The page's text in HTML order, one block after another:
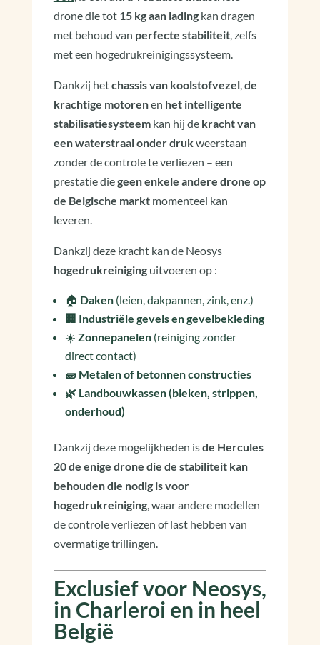
drone die tot 15 kg aan ladingkan dragen
met behoud van perfecte stabiliteit, zelfs
met een hogedrukreinigingssysteem.
Dankzij hetchassis van koolstofvezel,de
krachtige motorenen het intelligente
stabilisatiesysteemkan hij de kracht van
een waterstraal onder drukweerstaan
zonder de controle te verliezen – een
prestatie diegeen enkele andere drone op
de Belgische marktmomenteel kan
leveren.
Dankzij deze kracht kan de Neosys
hogedrukreiniginguitvoeren op :
🏠 Daken(leien, dakpannen, zink, enz.)
🏢 Industriële gevels en gevelbekleding
☀️ Zonnepanelen(reiniging zonder
direct contact)
🧱 Metalen of betonnen constructies
🌿 Landbouwkassen (bleken, strippen,
onderhoud)
Dankzij deze mogelijkheden isde Hercules
20 de enige drone die de stabiliteit kan
behouden die nodig is voor
hogedrukreiniging, waar andere modellen
de controle verliezen of last hebben van
overmatige trillingen.
Exclusief voor Neosys,
in Charleroi en in heel
België